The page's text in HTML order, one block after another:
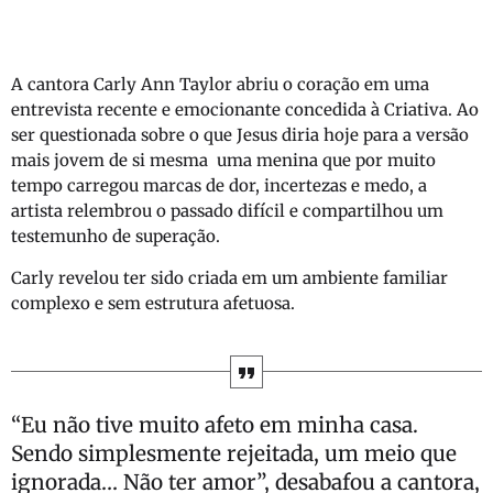
A cantora Carly Ann Taylor abriu o coração em uma
entrevista recente e emocionante concedida à Criativa. Ao
ser questionada sobre o que Jesus diria hoje para a versão
mais jovem de si mesma uma menina que por muito
tempo carregou marcas de dor, incertezas e medo, a
artista relembrou o passado difícil e compartilhou um
testemunho de superação.
Carly revelou ter sido criada em um ambiente familiar
complexo e sem estrutura afetuosa.
“Eu não tive muito afeto em minha casa.
Sendo simplesmente rejeitada, um meio que
ignorada… Não ter amor”, desabafou a cantora,